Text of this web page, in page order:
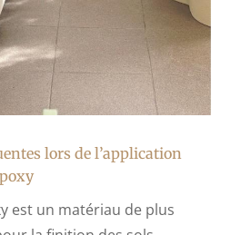
lors de l’application
est un matériau de plus